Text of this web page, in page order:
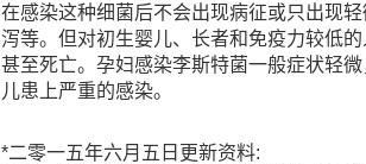
在感染这种细菌后不会出现病征或只出现
泻等。但对初生婴儿、长者和免疫力较低
甚至死亡。孕妇感染李斯特菌一般症状轻
儿患上严重的感染。
*二零一五年六月五日更新资料: